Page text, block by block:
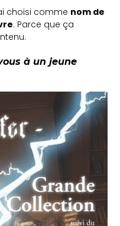
choisi comme nom de
. Parce que ça
à un jeune